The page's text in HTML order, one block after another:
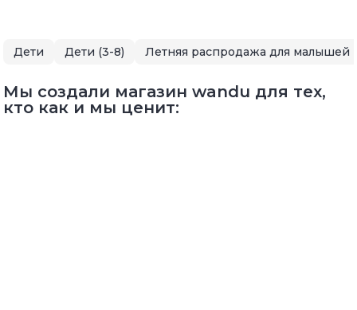
Дети Дети (3-8)
Мы создали магазин wandu для тех,
кто как и мы ценит: